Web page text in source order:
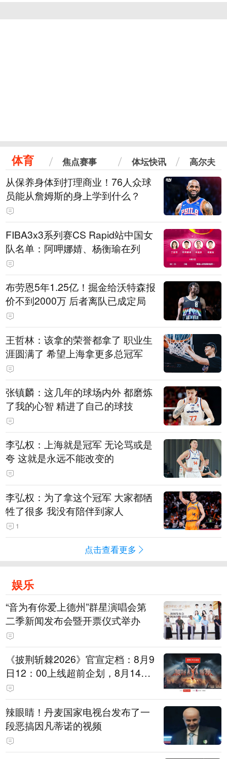
体育 焦点赛事 体坛快讯 高尔夫
从保养身体到打理商业！76人众球
员能从詹姆斯的身上学到什么？
FIBA3x3系列赛CS Rapid站中国女
队名单：阿呷娜婧、杨衡瑜在列
布劳恩5年1.25亿！掘金给沃特森报
价不到2000万 后者离队已成定局
王哲林：该拿的荣誉都拿了 职业生
涯圆满了 希望上海拿更多总冠军
张镇麟：这几年的球场内外 都磨炼
了我的心智 精进了自己的球技
李弘权：上海就是冠军 无论骂或是
夸 这就是永远不能改变的
李弘权：为了拿这个冠军 大家都牺
牲了很多 我没有陪伴到家人
1
点击查看更多
娱乐
“音为有你爱上德州”群星演唱会第
二季新闻发布会暨开票仪式举办
《披荆斩棘2026》官宣定档：8月9
日12：00上线超前企划，8月14日
初见面直播，8月15日、16日两天
进行初舞台直播
辣眼睛！丹麦国家电视台发布了一
段恶搞因凡蒂诺的视频